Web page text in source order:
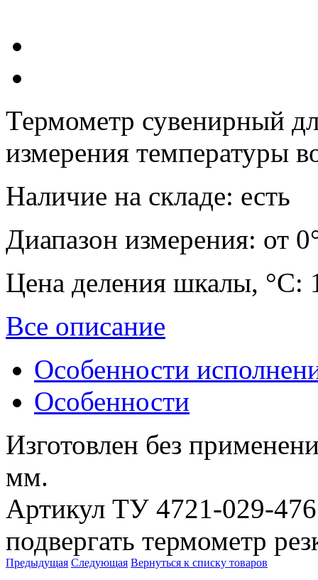
Термометр сувенирный
измерения температуры
Наличие на складе: есть
Диапазон измерения: от
Цена деления шкалы, °С:
Все описание
Особенности
Особенности
Изготовлен без
мм.
Артикул ТУ 4721-029-
подвергать термометр
Предыдущая Следующая Вернуться к списку товаров